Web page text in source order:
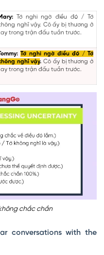
Tớ nghi ngờ điều đó / Tớ
nghĩ vậy. Cô ấy bị thương ở
trong trận đấu tuần trước.
Tớ nghi ngờ điều đó / Tớ
nghĩ vậy. Cô ấy bị thương ở
trong trận đấu tuần trước.
chắc chắn
conversations with the